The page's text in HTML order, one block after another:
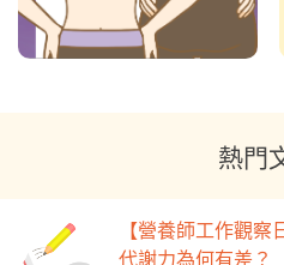
熱門
【營養師工作觀
代謝力為何有差？